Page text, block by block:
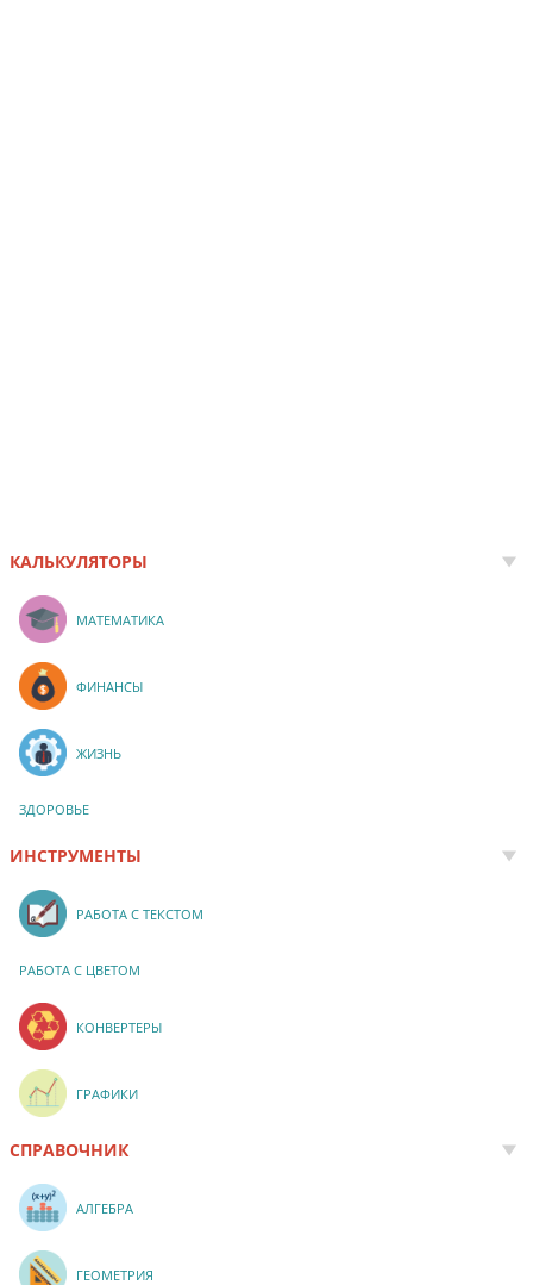
КАЛЬКУЛЯТОРЫ
МАТЕМАТИКА
ФИНАНСЫ
ЖИЗНЬ
ЗДОРОВЬЕ
ИНСТРУМЕНТЫ
РАБОТА С ТЕКСТОМ
РАБОТА С ЦВЕТОМ
КОНВЕРТЕРЫ
ГРАФИКИ
СПРАВОЧНИК
АЛГЕБРА
ГЕОМЕТРИЯ